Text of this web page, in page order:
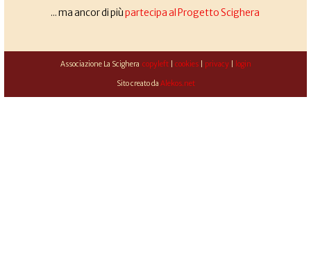
... ma ancor di piùpartecipa al Progetto Scighera
Associazione La Scighera copyleft| cookies| privacy| login
Sito creato da Alekos.net